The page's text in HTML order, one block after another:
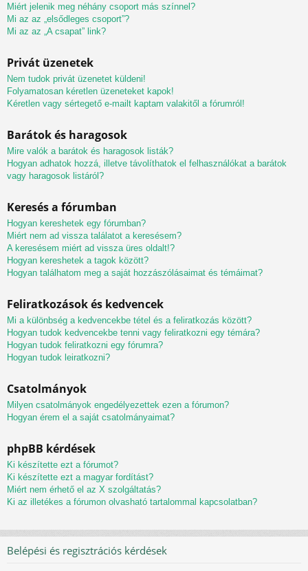
Miért jelenik meg néhány csoport más színnel?
Mi az az „elsődleges csoport”?
Mi az az „A csapat” link?
Privát üzenetek
Nem tudok privát üzenetet küldeni!
Folyamatosan kéretlen üzeneteket kapok!
Kéretlen vagy sértegető e-mailt kaptam valakitől a fórumról!
Barátok és haragosok
Mire valók a barátok és haragosok listák?
Hogyan adhatok hozzá, illetve távolíthatok el felhasználókat a barátok
vagy haragosok listáról?
Keresés a fórumban
Hogyan kereshetek egy fórumban?
Miért nem ad vissza találatot a keresésem?
A keresésem miért ad vissza üres oldalt!?
Hogyan kereshetek a tagok között?
Hogyan találhatom meg a saját hozzászólásaimat és témáimat?
Feliratkozások és kedvencek
Mi a különbség a kedvencekbe tétel és a feliratkozás között?
Hogyan tudok kedvencekbe tenni vagy feliratkozni egy témára?
Hogyan tudok feliratkozni egy fórumra?
Hogyan tudok leiratkozni?
Csatolmányok
Milyen csatolmányok engedélyezettek ezen a fórumon?
Hogyan érem el a saját csatolmányaimat?
phpBB kérdések
Ki készítette ezt a fórumot?
Ki készítette ezt a magyar fordítást?
Miért nem érhető el az X szolgáltatás?
Ki az illetékes a fórumon olvasható tartalommal kapcsolatban?
Belépési és regisztrációs kérdések